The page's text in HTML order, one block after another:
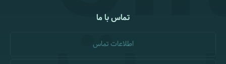
تماس با ما
اطلاعات تماس